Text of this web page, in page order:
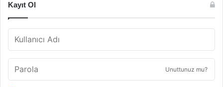
Kayıt Ol
Unuttunuz mu?